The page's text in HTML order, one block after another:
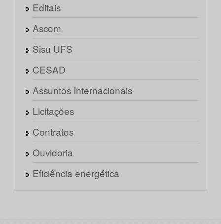
Editais
Ascom
Sisu UFS
CESAD
Assuntos Internacionais
Licitações
Contratos
Ouvidoria
Eficiência energética